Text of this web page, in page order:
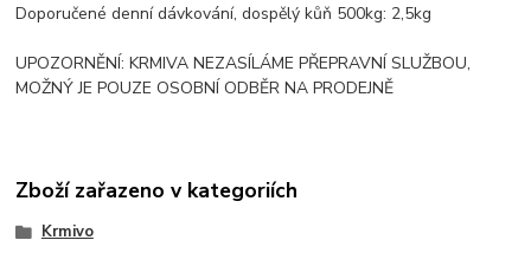
Doporučené denní dávkování, dospělý kůň 500kg: 2,5kg
UPOZORNĚNÍ: KRMIVA NEZASÍLÁME PŘEPRAVNÍ SLUŽBOU,
MOŽNÝ JE POUZE OSOBNÍ ODBĚR NA PRODEJNĚ
Zboží zařazeno v kategoriích
Krmivo